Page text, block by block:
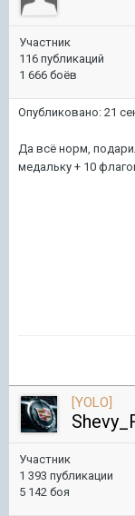
Участник
116 публикаций
1 666 боёв
Опубликовано: 21
Да всё норм,
медальку + 10
[YOLO]
Участник
1 393 публикации
5 142 боя